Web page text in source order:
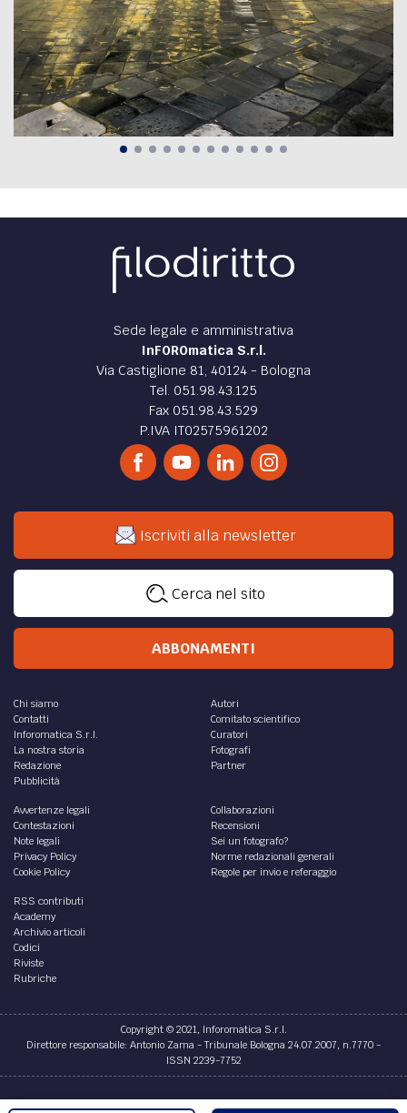
Sede legale e amministrativa
InFOROmatica S.r.l.
Via Castiglione 81, 40124 - Bologna
Tel. 051.98.43.125
Fax 051.98.43.529
P.IVA IT02575961202
Iscriviti alla newsletter
Cerca nel sito
ABBONAMENTI
Chi siamo
Contatti
Inforomatica S.r.l.
La nostra storia
Redazione
Pubblicità
Autori
Comitato scientifico
Curatori
Fotografi
Partner
Avvertenze legali
Contestazioni
Note legali
Privacy Policy
Cookie Policy
Collaborazioni
Recensioni
Sei un fotografo?
Norme redazionali generali
Regole per invio e referaggio
RSS contributi
Academy
Archivio articoli
Codici
Riviste
Rubriche
Copyright © 2021, Inforomatica S.r.l.
Direttore responsabile: Antonio Zama - Tribunale Bologna 24.07.2007, n.7770 -
ISSN 2239-7752